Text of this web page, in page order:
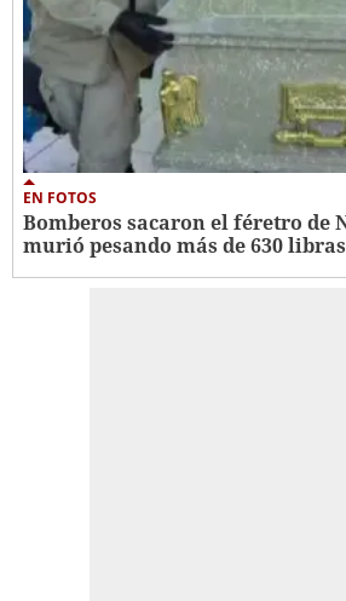
EN FOTOS
Bomberos sacaron el féretro de
murió pesando más de 630 libras